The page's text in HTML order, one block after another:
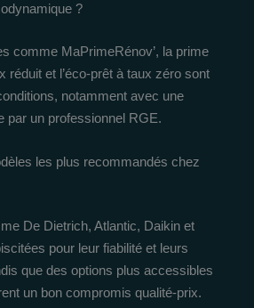
?
comme MaPrimeRénov’, la prime
réduit et l’éco-prêt à taux zéro sont
notamment avec une
par un professionnel RGE.
les plus recommandés chez
De Dietrich, Atlantic, Daikin et
pour leur fiabilité et leurs
que des options plus accessibles
un bon compromis qualité-prix.